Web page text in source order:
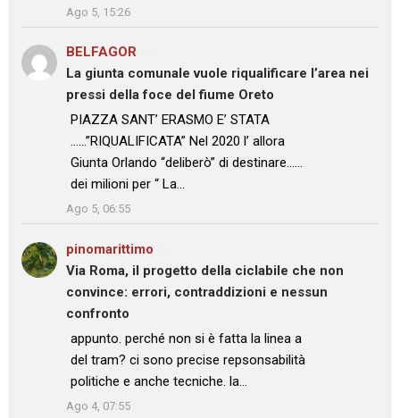
Ago 5, 15:26
BELFAGOR
La giunta comunale vuole riqualificare l’area nei
pressi della foce del fiume Oreto
: “
PIAZZA SANT’ ERASMO E’ STATA
……”RIQUALIFICATA” Nel 2020 l’ allora
Giunta Orlando “deliberò” di destinare……
dei milioni per “ La…
”
Ago 5, 06:55
pinomarittimo
Via Roma, il progetto della ciclabile che non
convince: errori, contraddizioni e nessun
confronto
: “
appunto. perché non si è fatta la linea a
del tram? ci sono precise repsonsabilità
politiche e anche tecniche. la…
”
Ago 4, 07:55